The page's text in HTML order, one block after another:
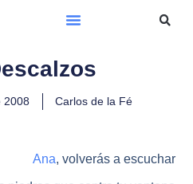
2008 Carlos de la Fé
Ana, volverás a escuchar